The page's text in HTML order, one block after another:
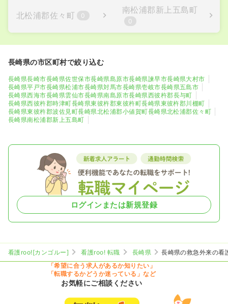
北松浦郡佐々町 0
南松浦郡新上五島町
0
長崎県の市区町村で絞り込む
長崎県長崎市長崎県佐世保市長崎県島原市長崎県諫早市長崎県大村市
長崎県平戸市長崎県松浦市長崎県対馬市長崎県壱岐市長崎県五島市
長崎県西海市長崎県雲仙市長崎県南島原市長崎県西彼杵郡長与町
長崎県西彼杵郡時津町長崎県東彼杵郡東彼杵町長崎県東彼杵郡川棚町
長崎県東彼杵郡波佐見町長崎県北松浦郡小値賀町長崎県北松浦郡佐々町
長崎県南松浦郡新上五島町
ログインまたは新規登録
看護roo![カンゴルー] 看護roo! 転職 長崎県
長崎県の救急外来の看
「希望に合う求人があるか知りたい」
「転職するかどうか迷っている」など
お気軽にご相談ください